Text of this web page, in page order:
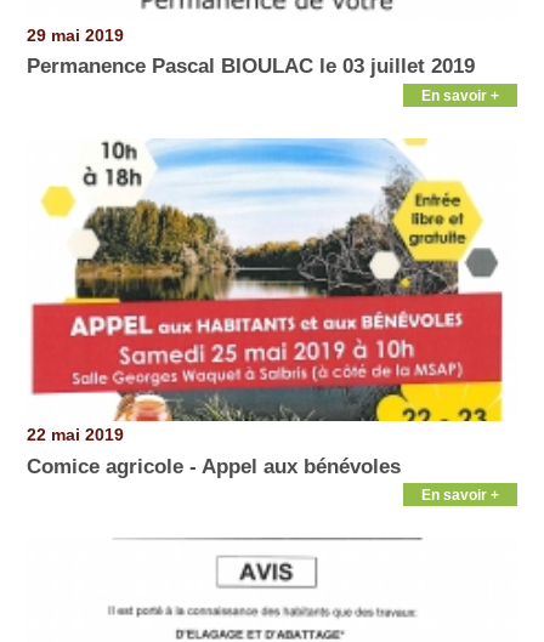
29 mai 2019
Permanence Pascal BIOULAC le 03 juillet 2019
En savoir +
22 mai 2019
Comice agricole - Appel aux bénévoles
En savoir +